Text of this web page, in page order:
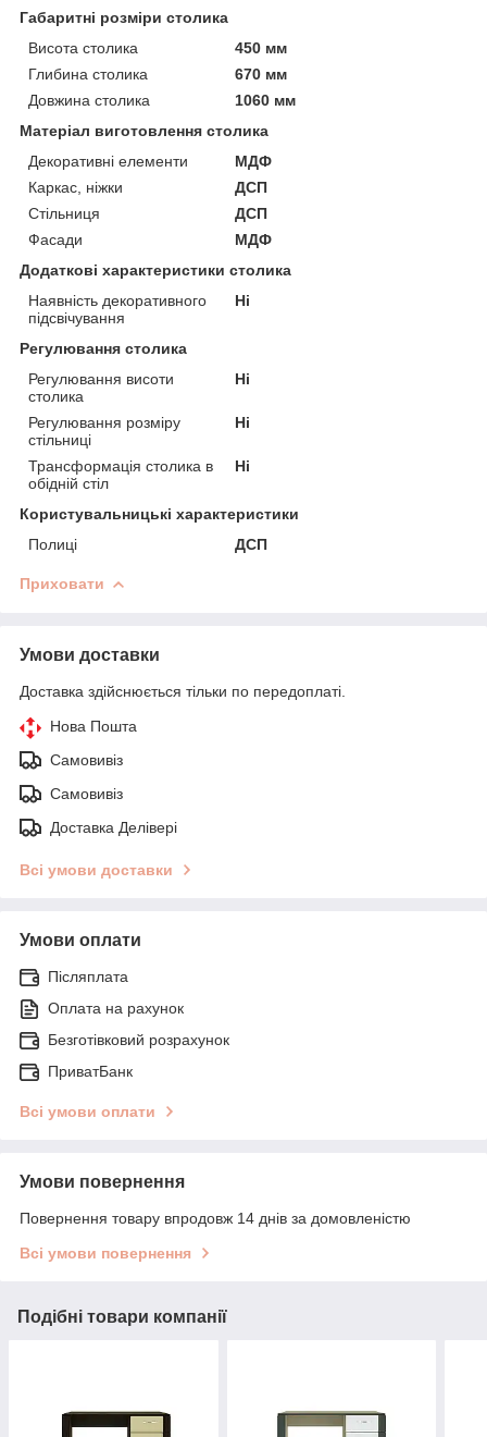
Габаритні розміри столика
Висота столика
450 мм
Глибина столика
670 мм
Довжина столика
1060 мм
Матеріал виготовлення столика
Декоративні елементи
МДФ
Каркас, ніжки
ДСП
Стільниця
ДСП
Фасади
МДФ
Додаткові характеристики столика
Наявність декоративного
підсвічування
Ні
Регулювання столика
Регулювання висоти
столика
Ні
Регулювання розміру
стільниці
Ні
Трансформація столика в
обідній стіл
Ні
Користувальницькі характеристики
Полиці
ДСП
Приховати
Умови доставки
Доставка здійснюється тільки по передоплаті.
Нова Пошта
Самовивіз
Самовивіз
Доставка Делівері
Всі умови доставки
Умови оплати
Післяплата
Оплата на рахунок
Безготівковий розрахунок
ПриватБанк
Всі умови оплати
Умови повернення
Повернення товару впродовж 14 днів за домовленістю
Всі умови повернення
Подібні товари компанії